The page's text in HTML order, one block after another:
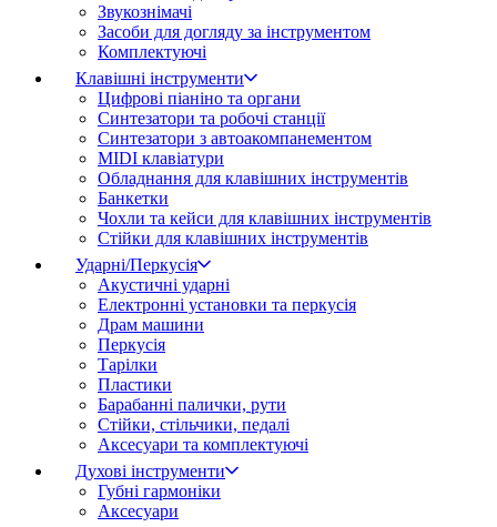
Звукознімачі
Засоби для догляду за інструментом
Комплектуючі
Клавішні інструменти
Цифрові піаніно та органи
Синтезатори та робочі станції
Синтезатори з автоакомпанементом
MIDI клавіатури
Обладнання для клавішних інструментів
Банкетки
Чохли та кейси для клавішних інструментів
Стійки для клавішних інструментів
Ударні/Перкусія
Акустичні ударні
Електронні установки та перкусія
Драм машини
Перкусія
Тарілки
Пластики
Барабанні палички, рути
Стійки, стільчики, педалі
Аксесуари та комплектуючі
Духові інструменти
Губні гармоніки
Аксесуари